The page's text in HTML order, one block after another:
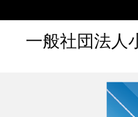
一般社団法人